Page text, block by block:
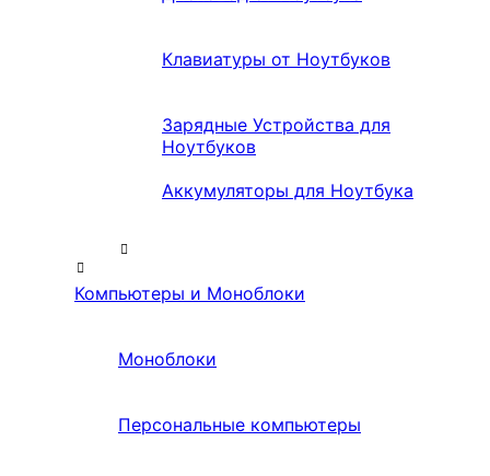
Клавиатуры от Ноутбуков
Зарядные Устройства для
Ноутбуков
Аккумуляторы для Ноутбука
Компьютеры и Моноблоки
Моноблоки
Персональные компьютеры